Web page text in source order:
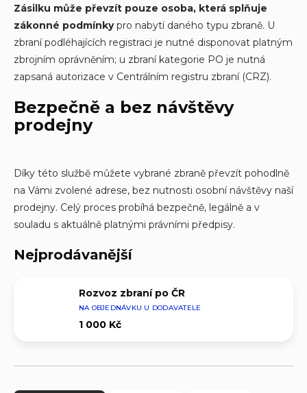
Zásilku může převzít pouze osoba, která splňuje
zákonné podmínkypro nabytí daného typu zbraně. U
zbraní podléhajících registraci je nutné disponovat platným
zbrojním oprávněním; u zbraní kategorie PO je nutná
zapsaná autorizace v Centrálním registru zbraní (CRZ).
Bezpečně a bez návštěvy
prodejny
Díky této službě můžete vybrané zbraně převzít pohodlně
na Vámi zvolené adrese, bez nutnosti osobní návštěvy naší
prodejny. Celý proces probíhá bezpečně, legálně a v
souladu s aktuálně platnými právními předpisy.
Nejprodávanější
Rozvoz zbraní po ČR
NA OBJEDNÁVKU U DODAVATELE
1 000 Kč
Ř